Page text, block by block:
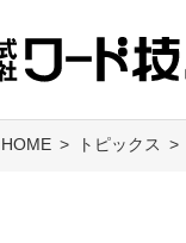
HOME トピックス